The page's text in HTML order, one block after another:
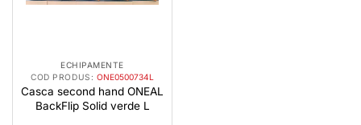
ECHIPAMENTE
COD PRODUS: ONE0500734L
Casca second hand ONEAL
BackFlip Solid verde L